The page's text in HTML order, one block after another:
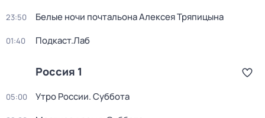
23:50 Белые ночи почтальона Алексея Тряпицына
01:40 Подкаст.Лаб
Россия 1
05:00 Утро России. Суббота